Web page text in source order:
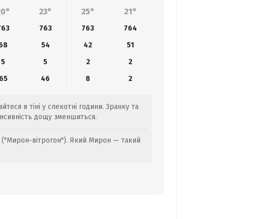
23° 25° 21°
763 763
764
54 42
51
5 5 2
2
65 46 8 2
в тіні у спекотні години. Зранку та
дощу зменшиться.
вітрогон"). Який Мирон — такий